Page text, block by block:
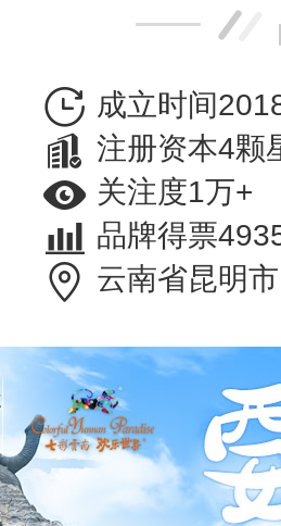
成立时间
注册资本4颗
关注度1万+
品牌得票
云南省昆明市